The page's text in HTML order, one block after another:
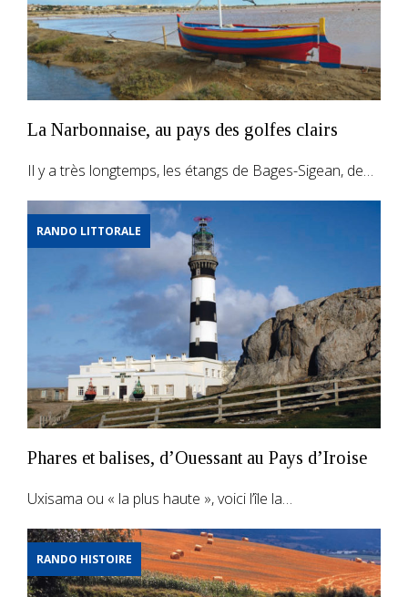
La Narbonnaise, au pays des golfes clairs
Il y a très longtemps, les étangs de Bages-Sigean, de…
RANDO LITTORALE
Phares et balises, d’Ouessant au Pays d’Iroise
Uxisama ou « la plus haute », voici l’île la…
RANDO HISTOIRE